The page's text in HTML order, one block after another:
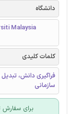
دانشگاه
Malaysia
کلمات کلیدی
فراگیری دانش،
سازمانی
برای سفارش